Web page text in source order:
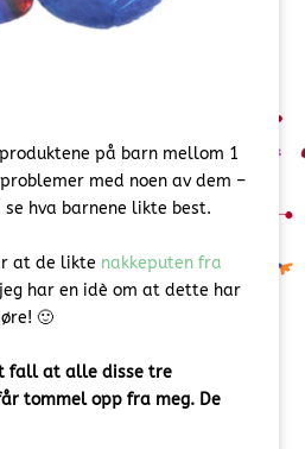
på barn mellom 1
med noen av dem –
hva barnene likte best.
at de likte nakkeputen fra
har en idè om at dette har
🙂
fall at alle disse tre
tommel opp fra meg. De